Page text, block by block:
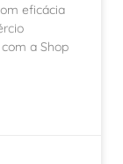
eficácia
a Shop